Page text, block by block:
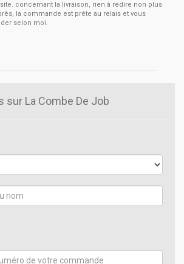
concernant la livraison, rien à redire non plus
la commande est prête au relais et vous
selon moi.
sur La Combe De Job